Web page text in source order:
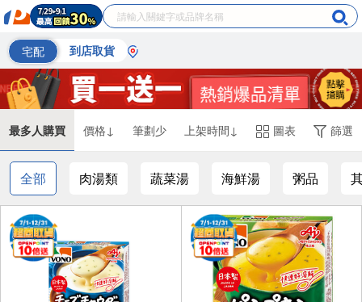
宅配 到店取貨
最多人購買 價格↓ 筆劃少 上架時間↓ 圖表 篩選
全部 肉湯類 蔬菜湯 海鮮湯 粥品